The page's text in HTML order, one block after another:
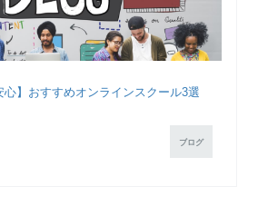
心】おすすめオンラインスクール3選
ブログ